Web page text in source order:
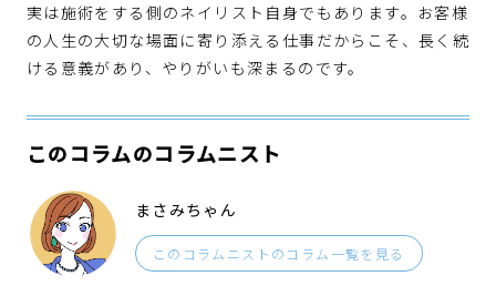
実は施術をする側のネイリスト自身でもあります。お客様
の人生の大切な場面に寄り添える仕事だからこそ、長く続
ける意義があり、やりがいも深まるのです。
このコラムのコラムニスト
まさみちゃん
このコラムニストのコラム一覧を見る